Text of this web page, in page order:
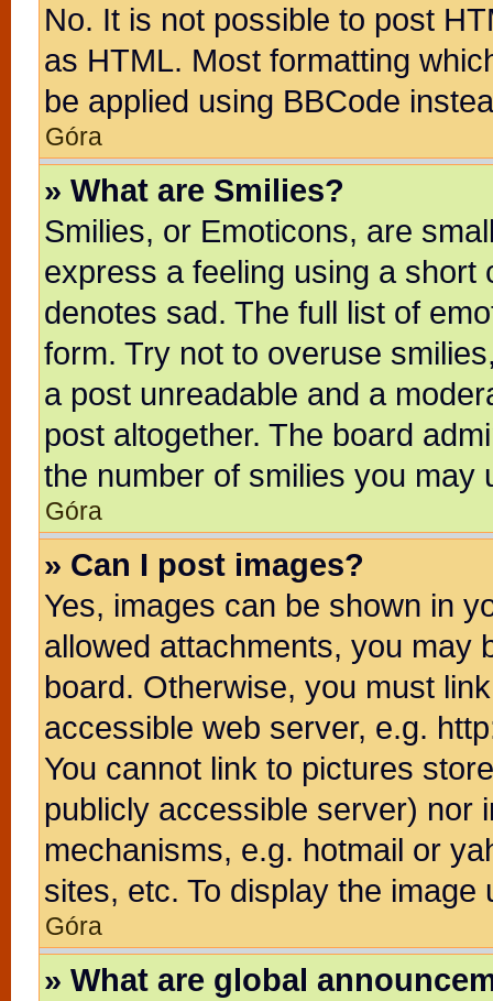
No. It is not possible to post
as HTML. Most formatting
be applied using BBCode
Góra
» What are Smilies?
Smilies, or Emoticons, are
express a feeling using a short
denotes sad. The full list of
form. Try not to overuse
a post unreadable and a
post altogether. The board
the number of smilies you may
Góra
» Can I post images?
Yes, images can be shown in
allowed attachments, you may
board. Otherwise, you must
accessible web server, e.g.
You cannot link to pictures
publicly accessible server) nor
mechanisms, e.g. hotmail or
sites, etc. To display the
Góra
» What are global